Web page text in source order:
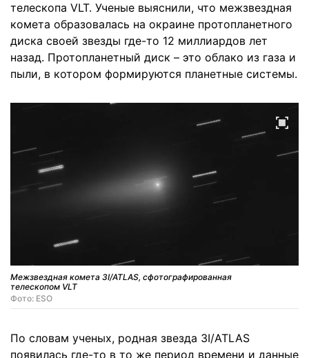
телескопа VLT. Ученые выяснили, что межзвездная
комета образовалась на окраине протопланетного
диска своей звезды где-то 12 миллиардов лет
назад. Протопланетный диск – это облако из газа и
пыли, в котором формируются планетные системы.
Межзвездная комета 3I/ATLAS, сфотографированная
телескопом VLT
Фото: ESO
По словам ученых, родная звезда 3I/ATLAS
появилась где-то в то же период времени и данные